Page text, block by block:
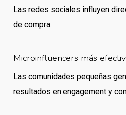
Las redes sociales influyen
de compra.
Microinfluencers más
Las comunidades pequeñas
resultados en engagement y